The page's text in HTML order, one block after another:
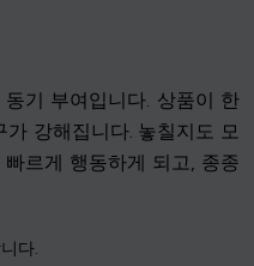
기 부여입니다. 상품이 한
강해집니다. 놓칠지도 모
르게 행동하게 되고, 종종
다.